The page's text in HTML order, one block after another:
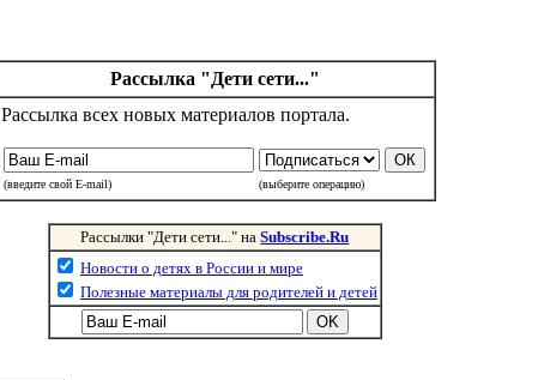
Рассылка "Дети сети..."
Рассылка всех новых материалов портала.
(введите свой E-mail) (выберите операцию)
Рассылки "Дети сети..." наSubscribe.Ru
Новости о детях в России и мире
Полезные материалы для родителей и детей